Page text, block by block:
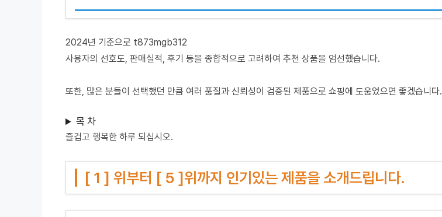
2024년 기준으로 t873mgb312
사용자의 선호도, 판매실적, 후기 등을 종합적으로 고려하여 추천 상품을 엄선했습니다.
또한, 많은 분들이 선택했던 만큼 여러 품질과 신뢰성이 검증된 제품으로 쇼핑에 도움었으면 좋겠습니다.
목 차
즐겁고 행복한 하루 되십시오.
[ 1 ] 위부터 [ 5 ]위까지 인기있는 제품을 소개드립니다.